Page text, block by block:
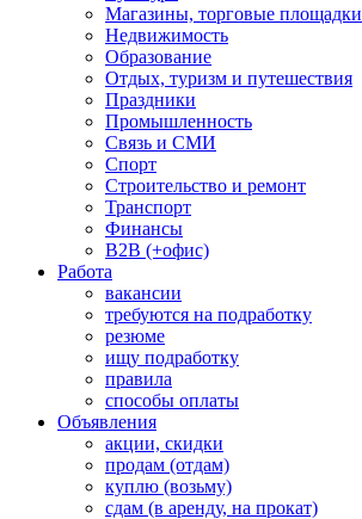
Магазины, торговые площадки
Недвижимость
Образование
Отдых, туризм и путешествия
Праздники
Промышленность
Связь и СМИ
Спорт
Строительство и ремонт
Транспорт
Финансы
B2B (+офис)
Работа
вакансии
требуются на подработку
резюме
ищу подработку
правила
способы оплаты
Объявления
акции, скидки
продам (отдам)
куплю (возьму)
сдам (в аренду, на прокат)